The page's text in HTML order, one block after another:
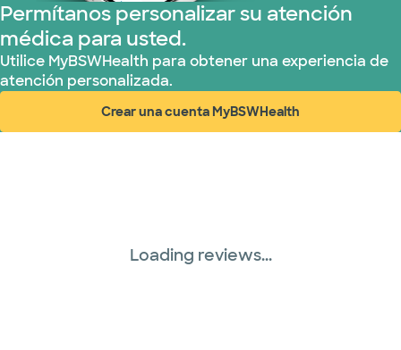
Permítanos personalizar su atención
médica para usted.
Utilice MyBSWHealth para obtener una experiencia de
atención personalizada.
Crear una cuenta MyBSWHealth
(abre en ventana nueva)
Loading reviews...